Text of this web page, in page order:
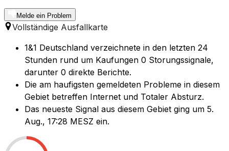
Melde ein Problem
Vollständige Ausfallkarte
1&1 Deutschland verzeichnete in den letzten 24
Stunden rund um Kaufungen 0 Storungssignale,
darunter 0 direkte Berichte.
Die am haufigsten gemeldeten Probleme in diesem
Gebiet betreffen Internet und Totaler Absturz.
Das neueste Signal aus diesem Gebiet ging um 5.
Aug., 17:28 MESZ ein.